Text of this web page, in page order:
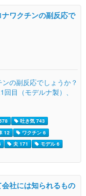
ワクチンの副反応で
の副反応でしょうか？
目（モデルナ製）、
吐き気 743
12
ワクチン 6
夫 171
モデル 6
社には知られるもの